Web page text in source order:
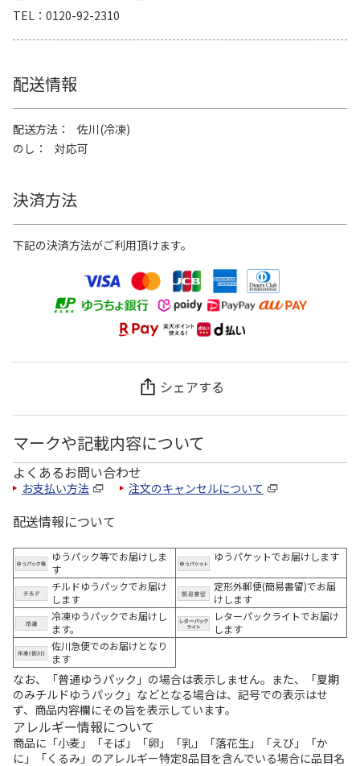
TEL
0120-92-2310
配送情報
配送方法
佐川(冷凍)
のし
対応可
決済方法
下記の決済方法がご利用頂けます。
シェアする
マークや記載内容について
よくあるお問い合わせ
お支払い方法 注文のキャンセルについて
配送情報について
ゆうパック等でお届けしま
す
ゆうパケットでお届けします
チルドゆうパックでお届け
します
定形外郵便(簡易書留)でお届
けします
冷凍ゆうパックでお届けし
ます。
レターパックライトでお届け
します
佐川急便でのお届けとなり
ます
なお、「普通ゆうパック」の場合は表示しません。また、「夏期
のみチルドゆうパック」などとなる場合は、記号での表示はせ
ず、商品内容欄にその旨を表示しています。
アレルギー情報について
商品に「小麦」「そば」「卵」「乳」「落花生」「えび」「か
に」「くるみ」のアレルギー特定8品目を含んでいる場合に品目名